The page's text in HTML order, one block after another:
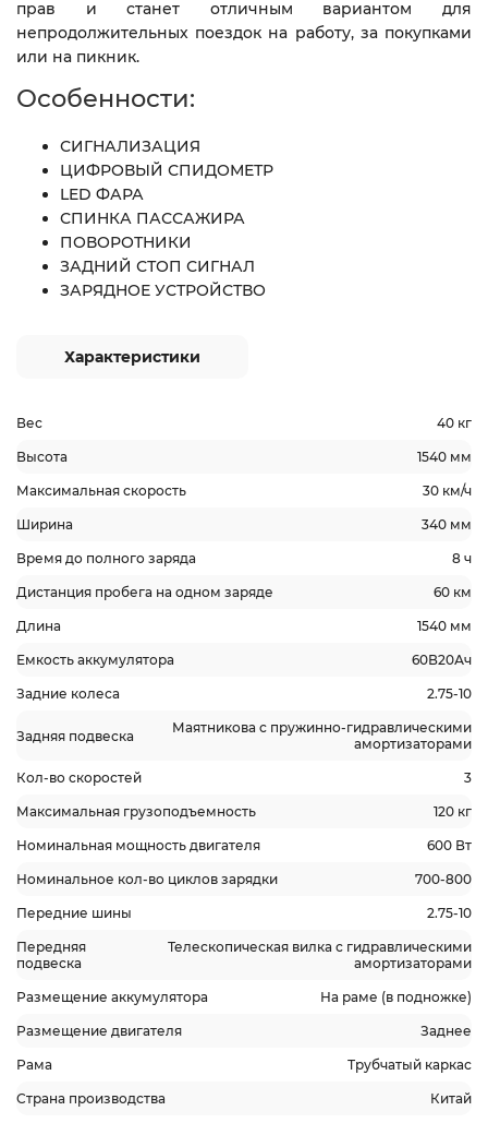
прав и станет отличным вариантом для
непродолжительных поездок на работу, за покупками
или на пикник.
Особенности:
СИГНАЛИЗАЦИЯ
ЦИФРОВЫЙ СПИДОМЕТР
LED ФАРА
СПИНКА ПАССАЖИРА
ПОВОРОТНИКИ
ЗАДНИЙ СТОП СИГНАЛ
ЗАРЯДНОЕ УСТРОЙСТВО
Характеристики
Вес 40 кг
Высота 1540 мм
Максимальная скорость 30 км/ч
Ширина 340 мм
Время до полного заряда 8 ч
Дистанция пробега на одном заряде 60 км
Длина 1540 мм
Емкость аккумулятора 60В20Ач
Задние колеса 2.75-10
Задняя подвеска
Маятникова с пружинно-гидравлическими
амортизаторами
Кол-во скоростей 3
Максимальная грузоподъемность 120 кг
Номинальная мощность двигателя 600 Вт
Номинальное кол-во циклов зарядки 700-800
Передние шины 2.75-10
Передняя
подвеска
Телескопическая вилка с гидравлическими
амортизаторами
Размещение аккумулятора На раме (в подножке)
Размещение двигателя Заднее
Рама Трубчатый каркас
Страна производства Китай